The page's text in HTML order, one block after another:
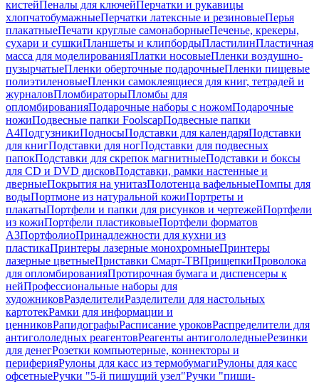
кистейПеналы для ключейПерчатки и рукавицы
хлопчатобумажныеПерчатки латексные и резиновыеПерья
плакатныеПечати круглые самонаборныеПеченье, крекеры,
сухари и сушкиПланшеты и клипбордыПластилинПластичная
масса для моделированияПлатки носовыеПленки воздушно-
пузырчатыеПленки оберточные подарочныеПленки пищевые
полиэтиленовыеПленки самоклеящиеся для книг, тетрадей и
журналовПломбираторыПломбы для
опломбированияПодарочные наборы с ножомПодарочные
ножиПодвесные папки FoolscapПодвесные папки
А4ПодгузникиПодносыПодставки для календаряПодставки
для книгПодставки для ногПодставки для подвесных
папокПодставки для скрепок магнитныеПодставки и боксы
для CD и DVD дисковПодставки, рамки настенные и
дверныеПокрытия на унитазПолотенца вафельныеПомпы для
водыПортмоне из натуральной кожиПортреты и
плакатыПортфели и папки для рисунков и чертежейПортфели
из кожиПортфели пластиковыеПортфели форматов
А3ПортфолиоПринадлежности для кухни из
пластикаПринтеры лазерные монохромныеПринтеры
лазерные цветныеПриставки Смарт-ТВПрищепкиПроволока
для опломбированияПротирочная бумага и диспенсеры к
нейПрофессиональные наборы для
художниковРазделителиРазделители для настольных
картотекРамки для информации и
ценниковРапидографыРасписание уроковРаспределители для
антигололедных реагентовРеагенты антигололедныеРезинки
для денегРозетки компьютерные, коннекторы и
периферияРулоны для касс из термобумагиРулоны для касс
офсетныеРучки "5-й пишущий узел"Ручки "пиши-